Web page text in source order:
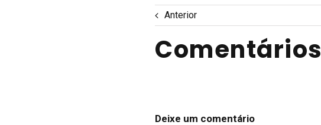
Anterior
Comentários
Deixe um comentário